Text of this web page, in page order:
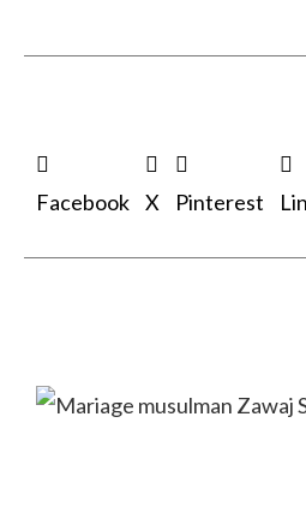
Facebook X Pinterest